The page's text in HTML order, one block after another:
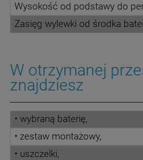
Wysokość od podstawy do
Zasięg wylewki od środka
W otrzymanej
znajdziesz
• wybraną baterię,
• zestaw montażowy,
• uszczelki,